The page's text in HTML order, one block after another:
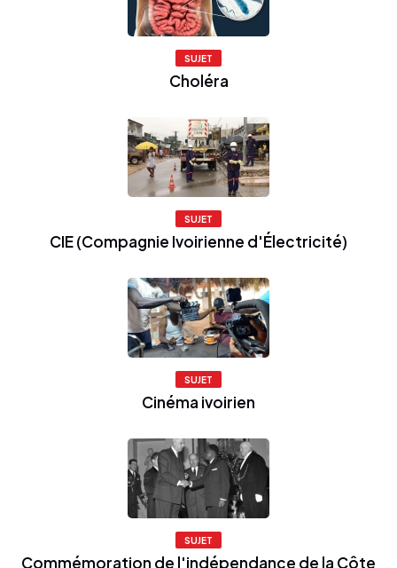
SUJET
Choléra
SUJET
CIE (Compagnie Ivoirienne d'Électricité)
SUJET
Cinéma ivoirien
SUJET
Commémoration de l'indépendance de la Côte